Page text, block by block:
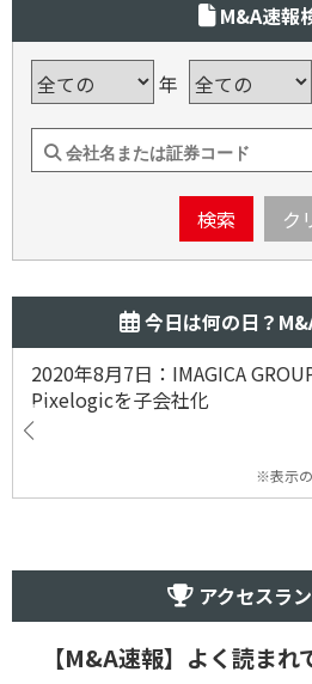
M&A速報
年
検索 ク
今日は何の日？
2020年8月7日：IMAGICA
Pixelogicを子会社化
※表示の
アクセスラ
【M&A速報】よく読ま